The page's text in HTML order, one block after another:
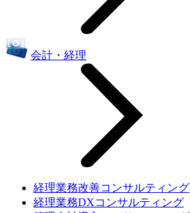
会計・経理
経理業務改善コンサルティング
経理業務DXコンサルティング